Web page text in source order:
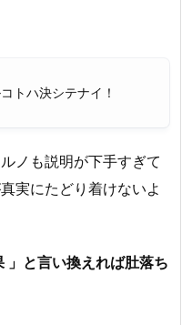
トハ決シテナイ！
ノも説明が下手すぎて
実にたどり着けないよ
」と言い換えれば肚落ち